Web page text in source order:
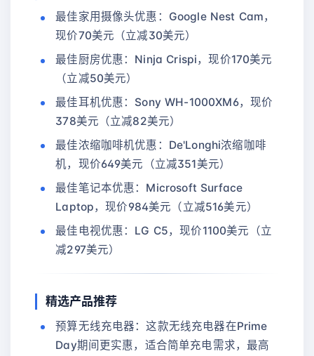
最佳家用摄像头优惠：Google Nest Cam，
现价70美元（立减30美元）
最佳厨房优惠：Ninja Crispi，现价170美元
（立减50美元）
最佳耳机优惠：Sony WH-1000XM6，现价
378美元（立减82美元）
最佳浓缩咖啡机优惠：De'Longhi浓缩咖啡
机，现价649美元（立减351美元）
最佳笔记本优惠：Microsoft Surface
Laptop，现价984美元（立减516美元）
最佳电视优惠：LG C5，现价1100美元（立
减297美元）
精选产品推荐
预算无线充电器：这款无线充电器在Prime
Day期间更实惠，适合简单充电需求，最高